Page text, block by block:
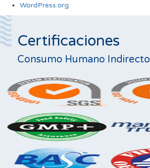
WordPress.org
Certificaciones
Consumo Humano Indirecto